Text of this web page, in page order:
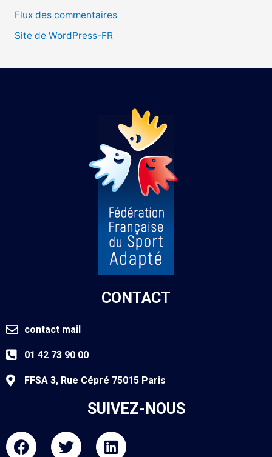
Flux des commentaires
Site de WordPress-FR
CONTACT
contact mail
01 42 73 90 00
FFSA 3, Rue Cépré 75015 Paris
SUIVEZ-NOUS
F
T
L